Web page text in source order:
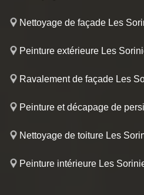
Nettoyage de façade Les
Peinture extérieure Les
Ravalement de façade Les
Peinture et décapage de
Nettoyage de toiture Les
Peinture intérieure Les